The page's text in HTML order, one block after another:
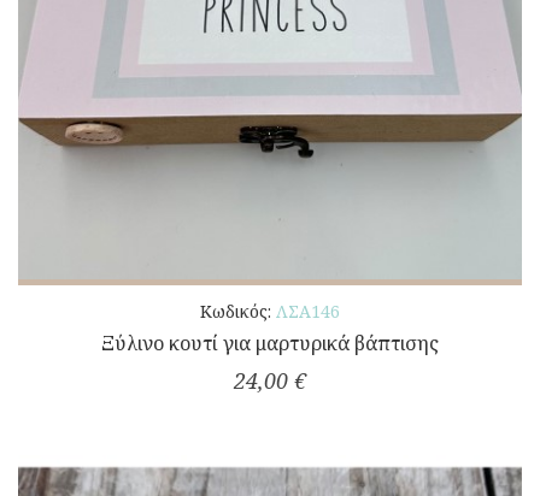
Κωδικός: ΛΣΑ146
Ξύλινο κουτί για μαρτυρικά βάπτισης
24,00 €